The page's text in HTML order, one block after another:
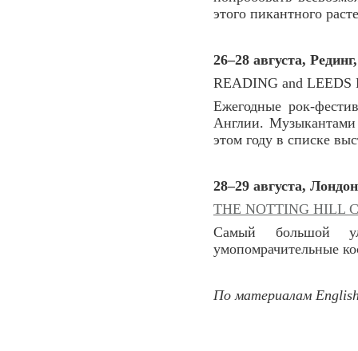
этого пикантного
26–28 августа,
READING and LEEDS
Ежегодные рок-
Англии. Музыкантами
этом году в списке
28–29 августа,
THE NOTTING HILL
Самый большой
умопомрачительные
По материалам